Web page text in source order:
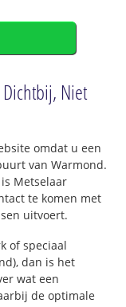
Niet
omdat u een
van Warmond.
Metselaar
te komen met
uitvoert.
of speciaal
dan is het
wat een
de optimale